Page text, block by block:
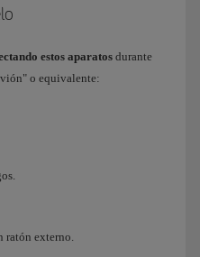
estos aparatosdurante
o equivalente:
ratón externo.